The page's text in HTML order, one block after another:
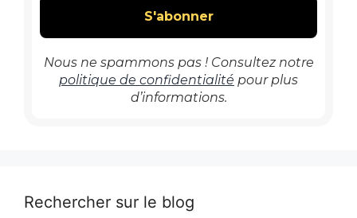
Nous ne spammons pas ! Consultez notre
politique de confidentialité pour plus
d’informations.
Rechercher sur le blog